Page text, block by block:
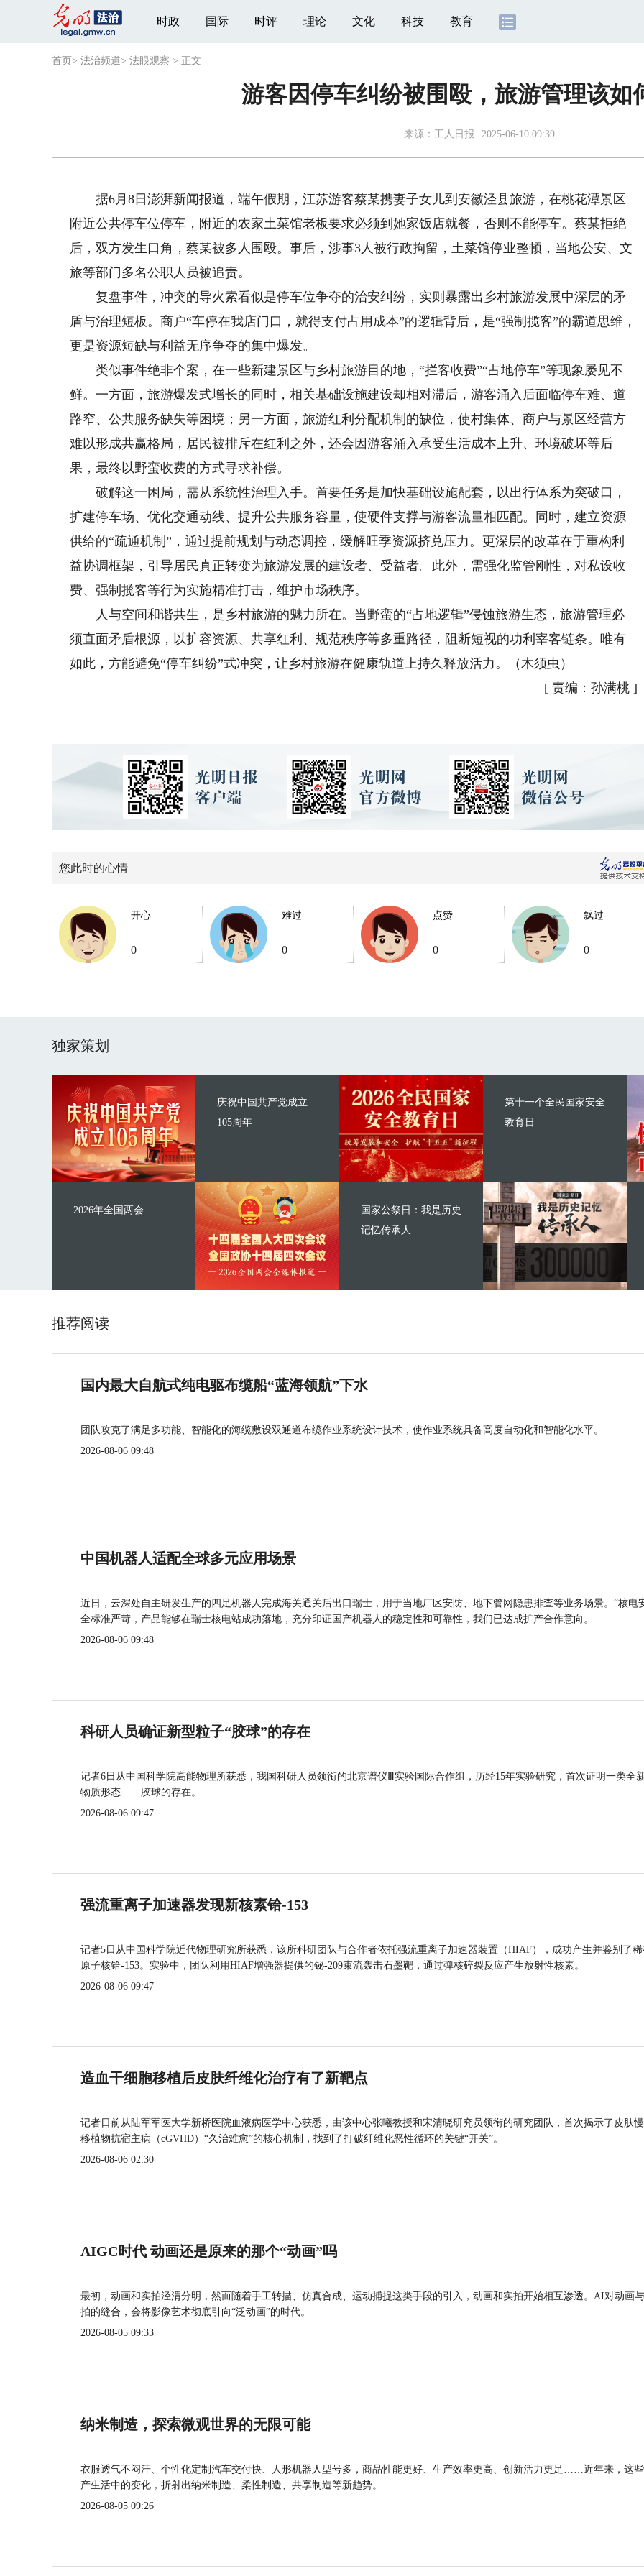
时政 国际 时评 理论 文化 科技 教育
首页 > 法治频道> 法眼观察 > 正文
游客因停车纠纷被围殴，旅游管理该如
来源： 工人日报 2025-06-10 09:39
据6月8日澎湃新闻报道，端午假期，江苏游客蔡某携妻子女儿到安徽泾县旅游，在桃花潭景区
附近公共停车位停车，附近的农家土菜馆老板要求必须到她家饭店就餐，否则不能停车。蔡某拒绝
后，双方发生口角，蔡某被多人围殴。事后，涉事3人被行政拘留，土菜馆停业整顿，当地公安、文
旅等部门多名公职人员被追责。
复盘事件，冲突的导火索看似是停车位争夺的治安纠纷，实则暴露出乡村旅游发展中深层的矛
盾与治理短板。商户“车停在我店门口，就得支付占用成本”的逻辑背后，是“强制揽客”的霸道思维，
更是资源短缺与利益无序争夺的集中爆发。
类似事件绝非个案，在一些新建景区与乡村旅游目的地，“拦客收费”“占地停车”等现象屡见不
鲜。一方面，旅游爆发式增长的同时，相关基础设施建设却相对滞后，游客涌入后面临停车难、道
路窄、公共服务缺失等困境；另一方面，旅游红利分配机制的缺位，使村集体、商户与景区经营方
难以形成共赢格局，居民被排斥在红利之外，还会因游客涌入承受生活成本上升、环境破坏等后
果，最终以野蛮收费的方式寻求补偿。
破解这一困局，需从系统性治理入手。首要任务是加快基础设施配套，以出行体系为突破口，
扩建停车场、优化交通动线、提升公共服务容量，使硬件支撑与游客流量相匹配。同时，建立资源
供给的“疏通机制”，通过提前规划与动态调控，缓解旺季资源挤兑压力。更深层的改革在于重构利
益协调框架，引导居民真正转变为旅游发展的建设者、受益者。此外，需强化监管刚性，对私设收
费、强制揽客等行为实施精准打击，维护市场秩序。
人与空间和谐共生，是乡村旅游的魅力所在。当野蛮的“占地逻辑”侵蚀旅游生态，旅游管理必
须直面矛盾根源，以扩容资源、共享红利、规范秩序等多重路径，阻断短视的功利宰客链条。唯有
如此，方能避免“停车纠纷”式冲突，让乡村旅游在健康轨道上持久释放活力。（木须虫）
[ 责编：孙满桃]
您此时的心情
开心
0
难过
0
点赞
0
飘过
0
独家策划
庆祝中国共产党成立
105周年
2026年全国两会
第十一个全民国家安全
教育日
国家公祭日：我是历史
记忆传承人
推荐阅读
国内最大自航式纯电驱布缆船“蓝海领航”下水
团队攻克了满足多功能、智能化的海缆敷设双通道布缆作业系统设计技术，使作业系统具备高度自动化和智能化水平。
2026-08-06 09:48
中国机器人适配全球多元应用场景
近日，云深处自主研发生产的四足机器人完成海关通关后出口瑞士，用于当地厂区安防、地下管网隐患排查等业务场景。“核电
全标准严苛，产品能够在瑞士核电站成功落地，充分印证国产机器人的稳定性和可靠性，我们已达成扩产合作意向。
2026-08-06 09:48
科研人员确证新型粒子“胶球”的存在
记者6日从中国科学院高能物理所获悉，我国科研人员领衔的北京谱仪Ⅲ实验国际合作组，历经15年实验研究，首次证明一类全
物质形态——胶球的存在。
2026-08-06 09:47
强流重离子加速器发现新核素铪-153
记者5日从中国科学院近代物理研究所获悉，该所科研团队与合作者依托强流重离子加速器装置（HIAF），成功产生并鉴别了
原子核铪-153。实验中，团队利用HIAF增强器提供的铋-209束流轰击石墨靶，通过弹核碎裂反应产生放射性核素。
2026-08-06 09:47
造血干细胞移植后皮肤纤维化治疗有了新靶点
记者日前从陆军军医大学新桥医院血液病医学中心获悉，由该中心张曦教授和宋清晓研究员领衔的研究团队，首次揭示了皮肤
移植物抗宿主病（cGVHD）“久治难愈”的核心机制，找到了打破纤维化恶性循环的关键“开关”。
2026-08-06 02:30
AIGC时代 动画还是原来的那个“动画”吗
最初，动画和实拍泾渭分明，然而随着手工转描、仿真合成、运动捕捉这类手段的引入，动画和实拍开始相互渗透。AI对动画
拍的缝合，会将影像艺术彻底引向“泛动画”的时代。
2026-08-05 09:33
纳米制造，探索微观世界的无限可能
衣服透气不闷汗、个性化定制汽车交付快、人形机器人型号多，商品性能更好、生产效率更高、创新活力更足……近年来，这
产生活中的变化，折射出纳米制造、柔性制造、共享制造等新趋势。
2026-08-05 09:26